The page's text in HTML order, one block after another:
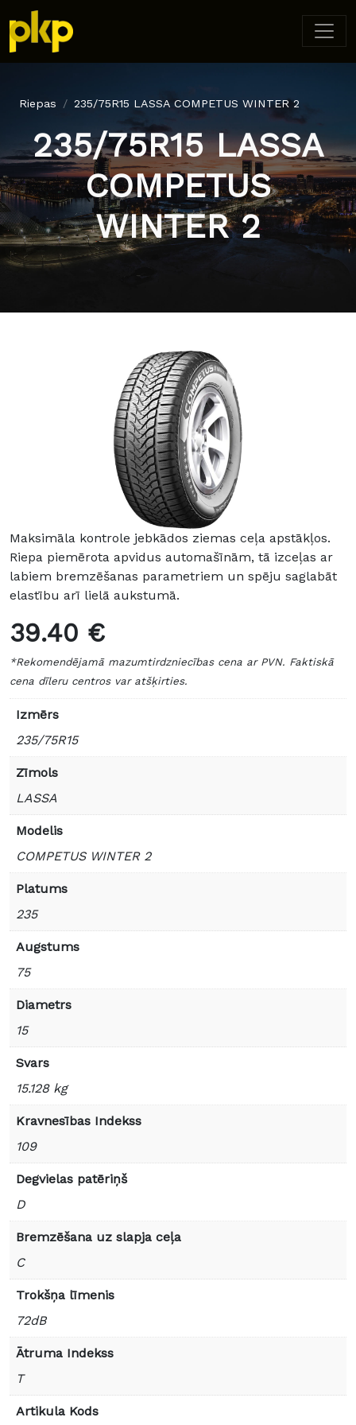
Riepas 235/75R15 LASSA COMPETUS WINTER 2
235/75R15 LASSA
COMPETUS
WINTER 2
Maksimāla kontrole jebkādos ziemas ceļa apstākļos.
Riepa piemērota apvidus automašīnām, tā izceļas ar
labiem bremzēšanas parametriem un spēju saglabāt
elastību arī lielā aukstumā.
39.40 €
*Rekomendējamā mazumtirdzniecības cena ar PVN. Faktiskā
cena dīleru centros var atšķirties.
Izmērs
235/75R15
Zīmols
LASSA
Modelis
COMPETUS WINTER 2
Platums
235
Augstums
75
Diametrs
15
Svars
15.128 kg
Kravnesības Indekss
109
Degvielas patēriņš
D
Bremzēšana uz slapja ceļa
C
Trokšņa līmenis
72dB
Ātruma Indekss
T
Artikula Kods